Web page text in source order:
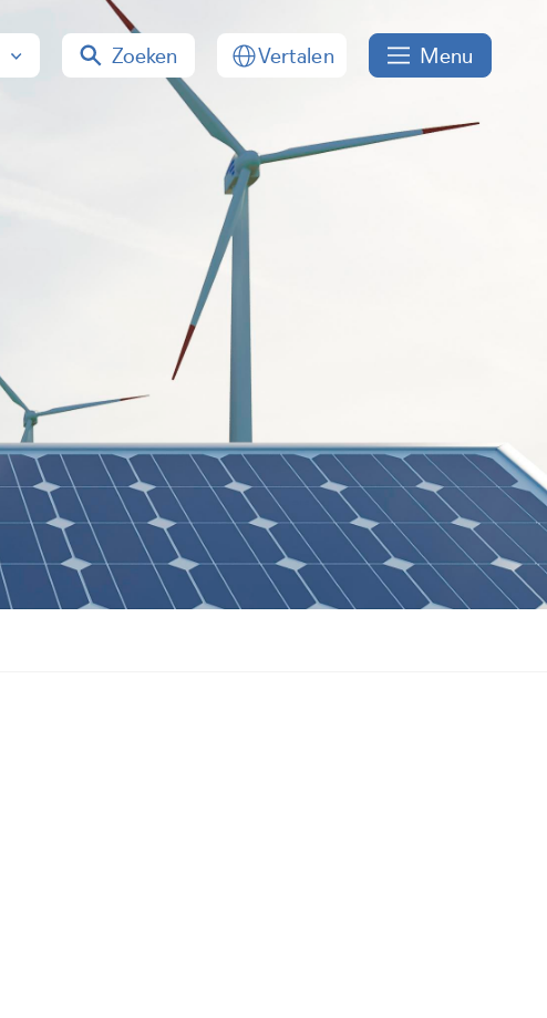
Zoeken Vertalen Menu